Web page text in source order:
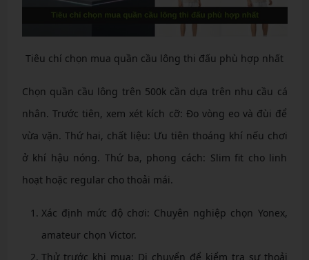
Tiêu chí chọn mua quần cầu lông thi đấu phù hợp nhất
Chọn quần cầu lông trên 500k cần dựa trên nhu cầu cá
nhân. Trước tiên, xem xét kích cỡ: Đo vòng eo và đùi để
vừa vặn. Thứ hai, chất liệu: Ưu tiên thoáng khí nếu chơi
ở khí hậu nóng. Thứ ba, phong cách: Slim fit cho linh
hoạt hoặc regular cho thoải mái.
Xác định mức độ chơi: Chuyên nghiệp chọn Yonex,
amateur chọn Victor.
Thử trước khi mua: Di chuyển để kiểm tra sự thoải